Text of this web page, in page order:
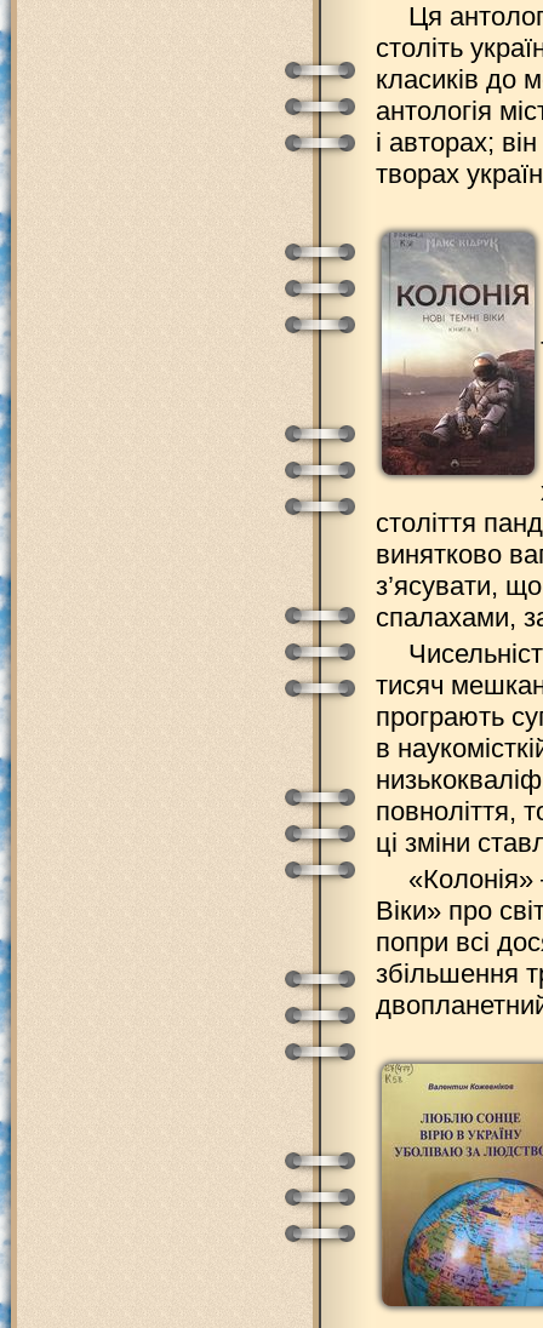
Ця
століть
класиків до
антологія
і авторах;
творах
століття
винятково
з’ясувати,
спалахами,
тисяч
програють
в
повноліття,
ці зміни
Віки» про
попри всі
збільшення